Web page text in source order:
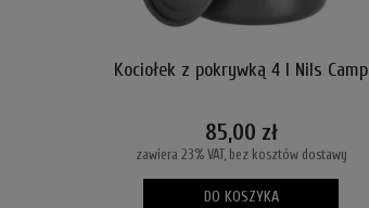
Kociołek z pokrywką 4 l Nils Camp
85,00 zł
zawiera 23% VAT, bez kosztów dostawy
DO KOSZYKA